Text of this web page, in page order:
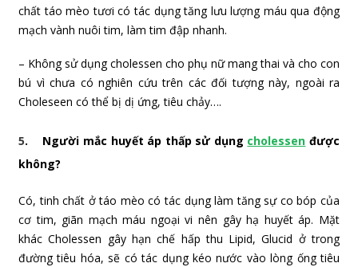
chất táo mèo tươi có tác dụng tăng lưu lượng máu qua động
mạch vành nuôi tim, làm tim đập nhanh.
– Không sử dụng cholessen cho phụ nữ mang thai và cho con
bú vì chưa có nghiên cứu trên các đối tượng này, ngoài ra
Choleseen có thể bị dị ứng, tiêu chảy….
5. Người mắc huyết áp thấp sử dụng cholessen được
không?
Có, tinh chất ở táo mèo có tác dụng làm tăng sự co bóp của
cơ tim, giãn mạch máu ngoại vi nên gây hạ huyết áp. Mặt
khác Cholessen gây hạn chế hấp thu Lipid, Glucid ở trong
đường tiêu hóa, sẽ có tác dụng kéo nước vào lòng ống tiêu